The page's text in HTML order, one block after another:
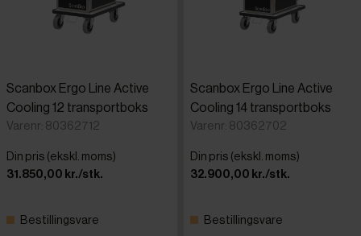
Scanbox Ergo Line Active
Cooling 12 transportboks
Varenr: 80362712
Din pris (ekskl. moms)
31.850,00 kr./stk.
Bestillingsvare
Scanbox Ergo Line Active
Cooling 14 transportboks
Varenr: 80362702
Din pris (ekskl. moms)
32.900,00 kr./stk.
Bestillingsvare